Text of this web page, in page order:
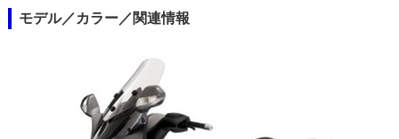
モデル／カラー／関連情報